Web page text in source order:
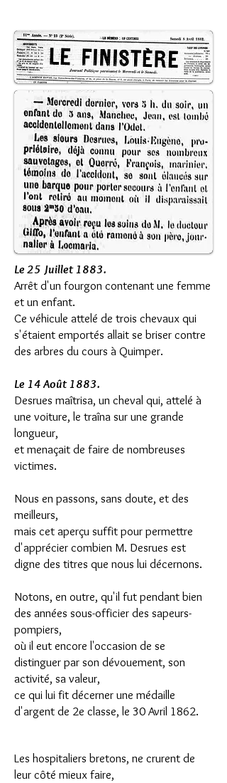
Le 25 Juillet 1883.
Arrêt d'un fourgon contenant une femme
et un enfant.
Ce véhicule attelé de trois chevaux qui
s'étaient emportés allait se briser contre
des arbres du cours à Quimper.
Le 14 Août 1883.
Desrues maîtrisa, un cheval qui, attelé à
une voiture, le traîna sur une grande
longueur,
et menaçait de faire de nombreuses
victimes.
Nous en passons, sans doute, et des
meilleurs,
mais cet aperçu suffit pour permettre
d'apprécier combien M. Desrues est
digne des titres que nous lui décernons.
Notons, en outre, qu'il fut pendant bien
des années sous-officier des sapeurs-
pompiers,
où il eut encore l'occasion de se
distinguer par son dévouement, son
activité, sa valeur,
ce qui lui fit décerner une médaille
d'argent de 2e classe, le 30 Avril 1862.
Les hospitaliers bretons, ne crurent de
leur côté mieux faire,